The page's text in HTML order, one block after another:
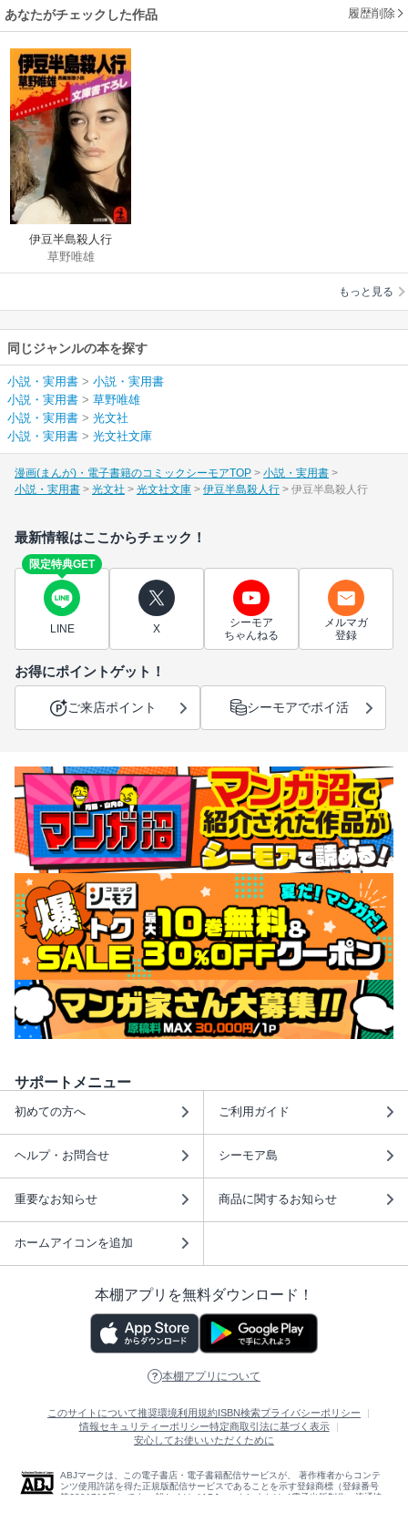
あなたがチェックした作品 履歴削除
伊豆半島殺人行
草野唯雄
もっと見る
同じジャンルの本を探す
小説・実用書 > 小説・実用書
小説・実用書 > 草野唯雄
小説・実用書 > 光文社
小説・実用書 > 光文社文庫
漫画(まんが)・電子書籍のコミックシーモアTOP
小説・実用書
小説・実用書
光文社 光文社文庫 伊豆半島殺人行 伊豆半島殺人行
最新情報はここからチェック！
限定特典GET
LINE X
シーモア
ちゃんねる
メルマガ
登録
お得にポイントゲット！
ご来店ポイント シーモアでポイ活
サポートメニュー
初めての方へ ご利用ガイド
ヘルプ・お問合せ シーモア島
重要なお知らせ 商品に関するお知らせ
ホームアイコンを追加
本棚アプリを無料ダウンロード！
本棚アプリについて
このサイトについて推奨環境利用規約ISBN検索プライバシーポリシー
情報セキュリティーポリシー特定商取引法に基づく表示
安心してお使いいただくために
ABJマークは、この電子書店・電子書籍配信サービスが、 著作権者からコンテ
ンツ使用許諾を得た正規版配信サービスであることを示す登録商標（登録番号
第6091713号）です。 詳しくは［ABJマーク］または［電子出版制作・流通協